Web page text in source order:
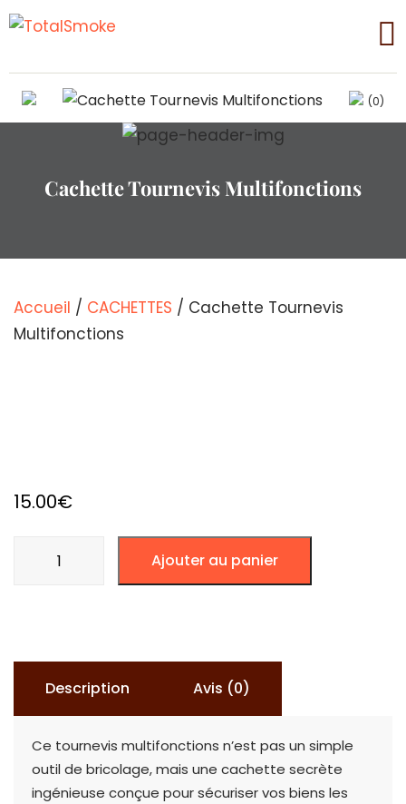
(0)
Cachette Tournevis Multifonctions
Accueil / CACHETTES / Cachette Tournevis
Multifonctions
15.00€
Ajouter au panier
Description Avis (0)
Ce tournevis multifonctions n’est pas un simple
outil de bricolage, mais une cachette secrète
ingénieuse conçue pour sécuriser vos biens les